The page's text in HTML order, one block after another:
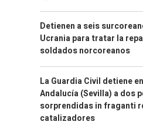
Detienen a seis
Ucrania para tratar la
soldados norcoreanos
La Guardia Civil detiene
Andalucía (Sevilla) a dos
sorprendidas in fraganti
catalizadores